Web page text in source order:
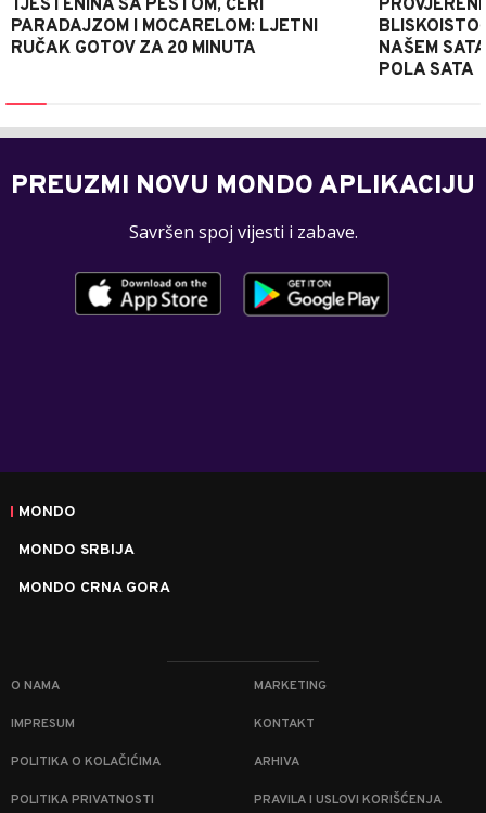
TJESTENINA SA PESTOM, ČERI
PARADAJZOM I MOCARELOM: LJETNI
RUČAK GOTOV ZA 20 MINUTA
NAŠEM
POLA SATA
PREUZMI NOVU MONDO APLIKACIJU
Savršen spoj vijesti i zabave.
MONDO
MONDO SRBIJA
MONDO CRNA GORA
O NAMA MARKETING
IMPRESUM KONTAKT
POLITIKA O KOLAČIĆIMA ARHIVA
POLITIKA PRIVATNOSTI PRAVILA I USLOVI KORIŠĆENJA